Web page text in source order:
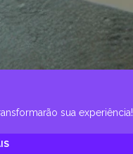
sua experiência!